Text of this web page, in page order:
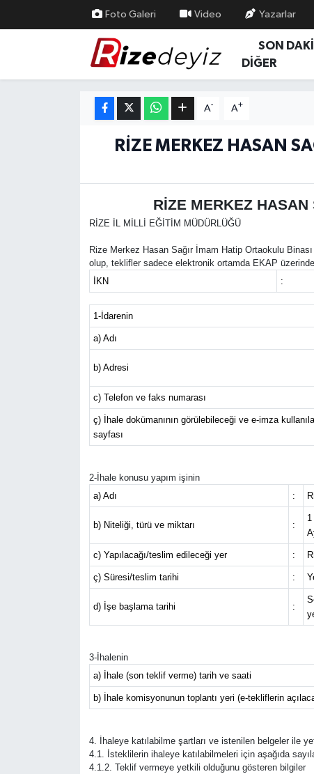
Foto Galeri Video Yazarlar
SON
DİĞER
A- A+
RİZE MERKEZ HASAN
RİZE MERKEZ
RİZE İL MİLLİ EĞİTİM MÜDÜRLÜĞÜ
Rize Merkez Hasan Sağır İmam Hatip Ortaokulu
olup, teklifler sadece elektronik ortamda EKAP
İKN
:
1-İdarenin
a) Adı
b) Adresi
c) Telefon ve faks numarası
ç) İhale dokümanının görülebileceği ve e-imza
sayfası
2-İhale konusu yapım işinin
a) Adı
:
b) Niteliği, türü ve miktarı :
c) Yapılacağı/teslim edileceği yer :
ç) Süresi/teslim tarihi :
d) İşe başlama tarihi :
3-İhalenin
a) İhale (son teklif verme) tarih ve saati
b) İhale komisyonunun toplantı yeri (e-tekliflerin
4. İhaleye katılabilme şartları ve istenilen belgeler ile
4.1. İsteklilerin ihaleye katılabilmeleri için aşağıda
4.1.2. Teklif vermeye yetkili olduğunu gösteren bilgiler
Yurttan Haberler
Rize Nöbetçi Eczaneler
Rize Trafik Yoğunluk Haritası
Son Dakika Haberleri
Haber Arşivi